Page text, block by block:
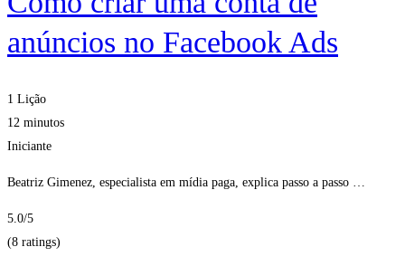
anúncios no Facebook Ads
1 Lição
12 minutos
Iniciante
Beatriz Gimenez, especialista em mídia paga, explica passo a passo …
5.0/5
(8 ratings)